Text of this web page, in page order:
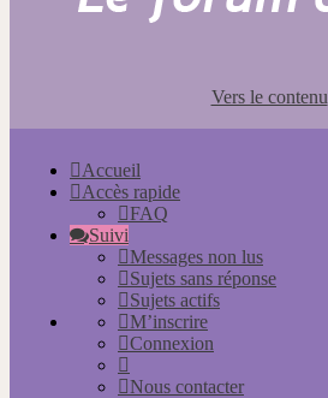
Vers le contenu
Accueil
Accès rapide
FAQ
Suivi
Messages non lus
Sujets sans réponse
Sujets actifs
M’inscrire
Connexion
Nous contacter